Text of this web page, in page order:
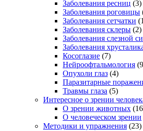
Заболевания ресниц (3)
Заболевания роговицы
Заболевания сетчатки
Заболевания склеры (2)
Заболевания слезной
Заболевания
Косоглазие (7)
Нейроофтальмология
Опухоли глаз (4)
Паразитарные
Травмы глаза (5)
Интересное о зрении
О зрении животных
О человеческом зрении
Методики и упражнения (23)